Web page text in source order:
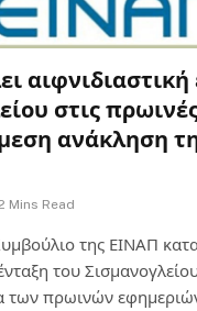
στις
ανάκληση
Mins Read
της ΕΙΝΑΠ
του
πρωινών εφημεριών